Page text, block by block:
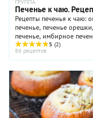
ГРУППА
Печенье к чаю.
Рецепты печенья к чаю: овсяное печенье, творожное
печенье, печенье
печенье, имбирное
печенье, потное
5 (2)
86 рецептов